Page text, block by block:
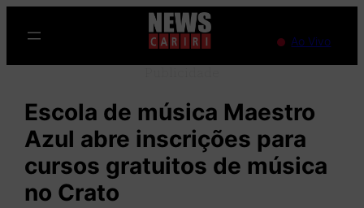
para
o
Ao Vivo
Escola de música Maestro
Azul abre inscrições para
cursos gratuitos de música
no Crato